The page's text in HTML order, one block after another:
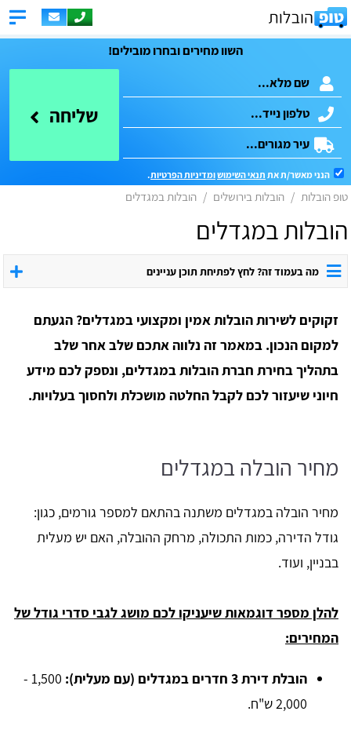
השוו מחירים ובחרו מובילים!
שליחה
הנני מאשר/ת את תנאי השימושומדיניות הפרטיות.
טופ הובלות הובלות בירושלים הובלות במגדלים
הובלות במגדלים
מה בעמוד זה? לחץ לפתיחת תוכן עניינים
זקוקים לשירות הובלות אמין ומקצועי במגדלים? הגעתם
למקום הנכון. במאמר זה נלווה אתכם שלב אחר שלב
בתהליך בחירת חברת הובלות במגדלים, ונספק לכם מידע
חיוני שיעזור לכם לקבל החלטה מושכלת ולחסוך בעלויות.
מחיר הובלה במגדלים
מחיר הובלה במגדלים משתנה בהתאם למספר גורמים, כגון:
גודל הדירה, כמות התכולה, מרחק ההובלה, האם יש מעלית
בבניין, ועוד.
להלן מספר דוגמאות שיעניקו לכם מושג לגבי סדרי גודל של
המחירים:
הובלת דירת 3 חדרים במגדלים (עם מעלית):
1,500 -
2,000 ש"ח.